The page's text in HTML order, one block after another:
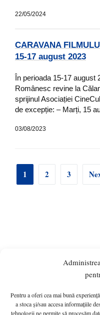
Pentru a oferi cea mai bună
a stoca și/sau accesa informațiile
tehnologii ne permite să procesăm
22/05/2024
CARAVANA
15-17 august 2023
În perioada 15-17 august
Românesc revine la
sprijinul Asociației
de excepție: – Marți, 15
03/08/2023
1 2 3
ANUNȚURI